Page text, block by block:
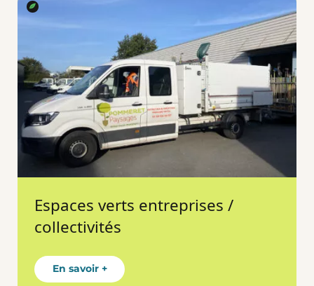
Espaces verts entreprises /
collectivités
En savoir +